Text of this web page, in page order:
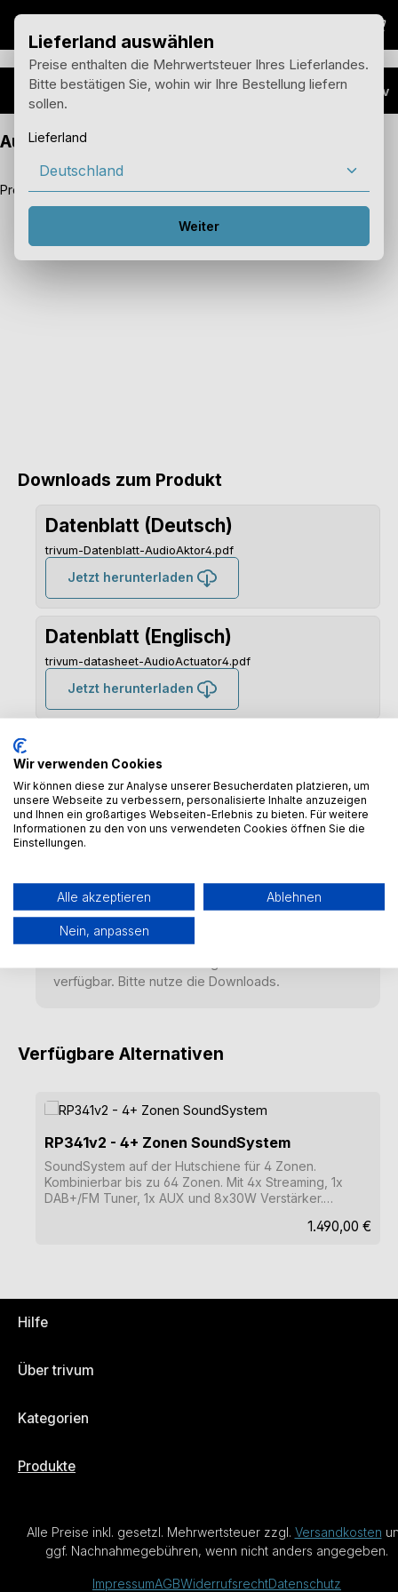
Zum Hauptinhalt springen
Support Produktarchiv
Audio Aktor4 (legacy)
Produziert zwischen 2013 und 2015
Bildergalerie überspringen
Downloads zum Produkt
Datenblatt (Deutsch)
trivum-Datenblatt-AudioAktor4.pdf
Jetzt herunterladen
Datenblatt (Englisch)
trivum-datasheet-AudioActuator4.pdf
Jetzt herunterladen
trivum-qig-AudioActuator4.pdf
Jetzt herunterladen
Damalige Beschreibung des Produktes
verfügbar. Bitte nutze die Downloads.
Verfügbare Alternativen
Produktgalerie überspringen
RP341v2 - 4+ Zonen SoundSystem
SoundSystem auf der Hutschiene für 4 Zonen.
Kombinierbar bis zu 64 Zonen. Mit 4x Streaming, 1x
DAB+/FM Tuner, 1x AUX und 8x30W Verstärker.
Regulärer
1.490,00 €
Hilfe
Über trivum
Kategorien
Produkte
Alle Preise inkl. gesetzl. Mehrwertsteuer zzgl. Versandkosten
ggf. Nachnahmegebühren, wenn nicht anders angegeben.
ImpressumAGBWiderrufsrechtDatenschutz
Lieferland auswählen
Preise enthalten die Mehrwertsteuer Ihres Lieferlandes.
Bitte bestätigen Sie, wohin wir Ihre Bestellung liefern
sollen.
Lieferland
Weiter
Wir verwenden Cookies
Wir können diese zur Analyse unserer Besucherdaten platzieren, um
unsere Webseite zu verbessern, personalisierte Inhalte anzuzeigen
und Ihnen ein großartiges Webseiten-Erlebnis zu bieten. Für weitere
Informationen zu den von uns verwendeten Cookies öffnen Sie die
Einstellungen.
Alle akzeptieren Ablehnen
Nein, anpassen